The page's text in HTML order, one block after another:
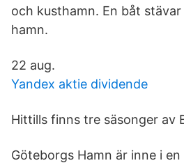
och kusthamn. En båt
hamn.
22 aug.
Yandex aktie dividende
Hittills finns tre säsonger av
Göteborgs Hamn är inne i